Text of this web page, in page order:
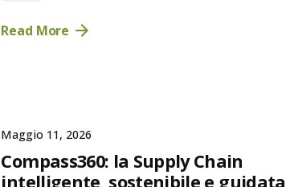
Read More
Maggio 11, 2026
Compass360: la Supply Chain
intelligente, sostenibile e